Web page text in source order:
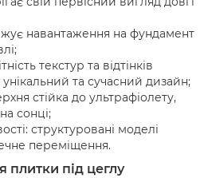
навантаження на фундамент
текстур та відтінків
та сучасний дизайн;
стійка до ультрафіолету,
сонці;
структуровані моделі
переміщення.
плитки під цеглу